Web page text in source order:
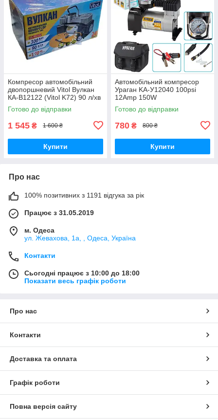
Компресор автомобільний
двопоршневий Vitol Вулкан
КА-В12122 (Vitol K72) 90 л/хв
300 Вт
Готово до відправки
1 545 ₴ 1 600 ₴
Купити
Автомобільний компресор
Ураган KA-У12040 100psi
12Amp 150W
Готово до відправки
780 ₴ 800 ₴
Купити
Про нас
100% позитивних з 1191 відгука за рік
Працює з 31.05.2019
м. Одеса
ул. Жевахова, 1a, , Одеса, Україна
Контакти
Сьогодні працює з 10:00 до 18:00
Показати весь графік роботи
Про нас
Контакти
Доставка та оплата
Графік роботи
Повна версія сайту